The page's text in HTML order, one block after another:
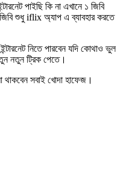
পাইছি কি না এখানে ১ জিবি
শুধু iflix অ্যাপ এ ব্যাবহার করতে
নিতে পারবেন যদি কোথাও ভুল
নতুন ট্রিক পেতে।
থাকবেন সবাই খোদা হাফেজ।